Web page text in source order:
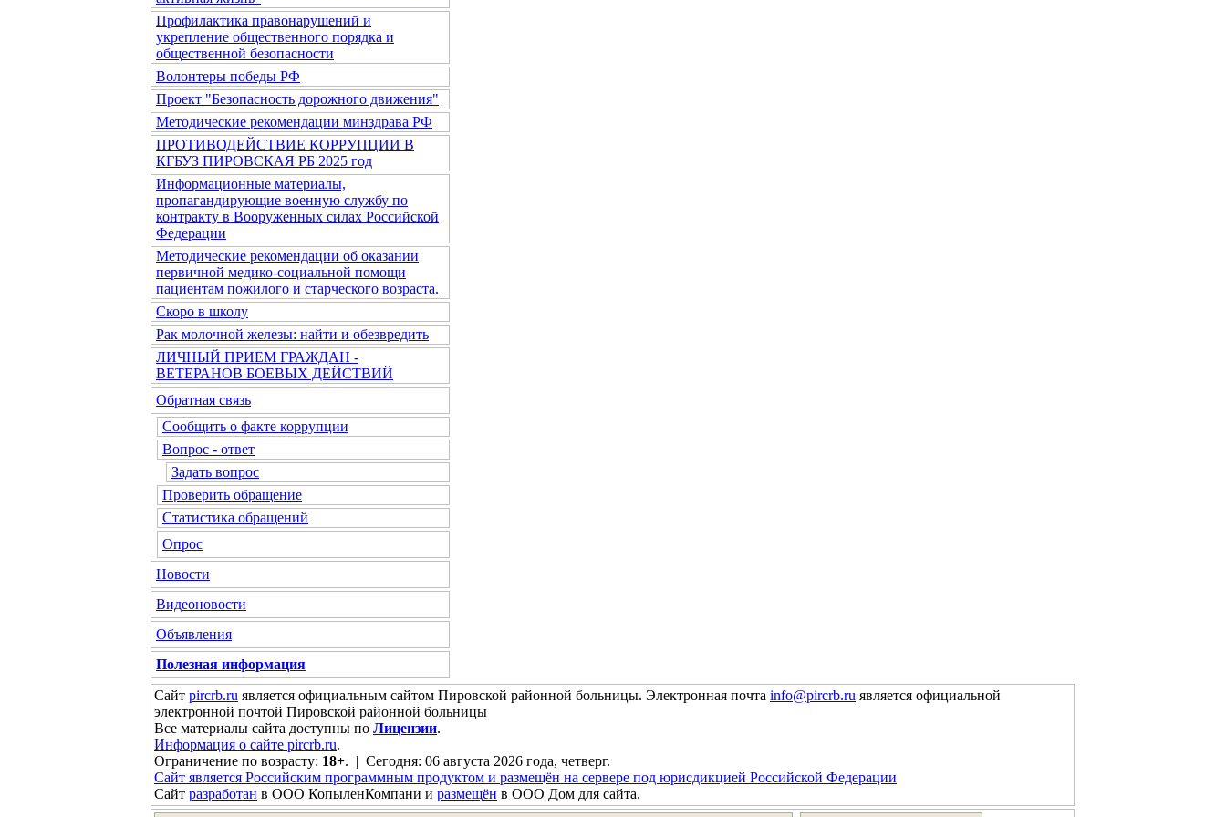
Профилактика правонарушений и
укрепление общественного порядка и
общественной безопасности
Волонтеры победы РФ
Проект "Безопасность дорожного движения"
Методические рекомендации минздрава РФ
ПРОТИВОДЕЙСТВИЕ КОРРУПЦИИ В
КГБУЗ ПИРОВСКАЯ РБ 2025 год
Информационные материалы,
пропагандирующие военную службу по
контракту в Вооруженных силах Российской
Федерации
Методические рекомендации об оказании
первичной медико-социальной помощи
пациентам пожилого и старческого возраста.
Скоро в школу
Рак молочной железы: найти и обезвредить
ЛИЧНЫЙ ПРИЕМ ГРАЖДАН -
ВЕТЕРАНОВ БОЕВЫХ ДЕЙСТВИЙ
Обратная связь
Сообщить о факте коррупции
Вопрос - ответ
Задать вопрос
Проверить обращение
Статистика обращений
Опрос
Новости
Видеоновости
Объявления
Полезная информация
Сайт pircrb.ru является официальным сайтом Пировской районной больницы. Электронная почта info@pircrb.ru является официальной
электронной почтой Пировской районной больницы
Все материалы сайта доступны по Лицензии.
Информация о сайте pircrb.ru.
Ограничение по возрасту: 18+. | Сегодня: 06 августа 2026 года, четверг.
Сайт является Российским программным продуктом и размещён на сервере под юрисдикцией Российской Федерации
Сайт разработан в ООО КопыленКомпани и размещён в ООО Дом для сайта.